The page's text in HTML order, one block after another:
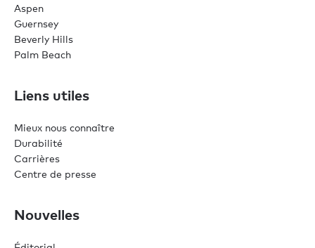
Aspen
Guernsey
Beverly Hills
Palm Beach
Liens utiles
Mieux nous connaître
Durabilité
Carrières
Centre de presse
Nouvelles